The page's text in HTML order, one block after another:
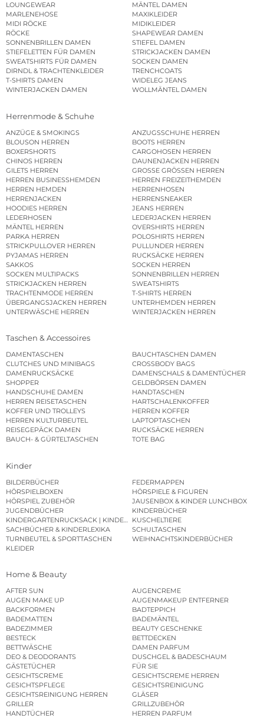
LOUNGEWEAR
MÄNTEL DAMEN
MARLENEHOSE
MAXIKLEIDER
MIDI RÖCKE
MIDIKLEIDER
RÖCKE
SHAPEWEAR DAMEN
SONNENBRILLEN DAMEN
STIEFEL DAMEN
STIEFELETTEN FÜR DAMEN
STRICKJACKEN DAMEN
SWEATSHIRTS FÜR DAMEN
SOCKEN DAMEN
DIRNDL & TRACHTENKLEIDER
TRENCHCOATS
T-SHIRTS DAMEN
WIDELEG JEANS
WINTERJACKEN DAMEN
WOLLMÄNTEL DAMEN
Herrenmode & Schuhe
ANZÜGE & SMOKINGS
ANZUGSSCHUHE HERREN
BLOUSON HERREN
BOOTS HERREN
BOXERSHORTS
CARGOHOSEN HERREN
CHINOS HERREN
DAUNENJACKEN HERREN
GILETS HERREN
GROSSE GRÖSSEN HERREN
HERREN BUSINESSHEMDEN
HERREN FREIZEITHEMDEN
HERREN HEMDEN
HERRENHOSEN
HERRENJACKEN
HERRENSNEAKER
HOODIES HERREN
JEANS HERREN
LEDERHOSEN
LEDERJACKEN HERREN
MÄNTEL HERREN
OVERSHIRTS HERREN
PARKA HERREN
POLOSHIRTS HERREN
STRICKPULLOVER HERREN
PULLUNDER HERREN
PYJAMAS HERREN
RUCKSÄCKE HERREN
SAKKOS
SOCKEN HERREN
SOCKEN MULTIPACKS
SONNENBRILLEN HERREN
STRICKJACKEN HERREN
SWEATSHIRTS
TRACHTENMODE HERREN
T-SHIRTS HERREN
ÜBERGANGSJACKEN HERREN
UNTERHEMDEN HERREN
UNTERWÄSCHE HERREN
WINTERJACKEN HERREN
Taschen & Accessoires
DAMENTASCHEN
BAUCHTASCHEN DAMEN
CLUTCHES UND MINIBAGS
CROSSBODY BAGS
DAMENRUCKSÄCKE
DAMENSCHALS & DAMENTÜCHER
SHOPPER
GELDBÖRSEN DAMEN
HANDSCHUHE DAMEN
HANDTASCHEN
HERREN REISETASCHEN
HARTSCHALENKOFFER
KOFFER UND TROLLEYS
HERREN KOFFER
HERREN KULTURBEUTEL
LAPTOPTASCHEN
REISEGEPÄCK DAMEN
RUCKSÄCKE HERREN
BAUCH- & GÜRTELTASCHEN
TOTE BAG
Kinder
BILDERBÜCHER
FEDERMAPPEN
HÖRSPIELBOXEN
HÖRSPIELE & FIGUREN
HÖRSPIEL ZUBEHÖR
JAUSENBOX & KINDER LUNCHBOX
JUGENDBÜCHER
KINDERBÜCHER
KINDERGARTENRUCKSACK | KINDERGARTENBEUTEL
KUSCHELTIERE
SACHBÜCHER & KINDERLEXIKA
SCHULTASCHEN
TURNBEUTEL & SPORTTASCHEN
WEIHNACHTSKINDERBÜCHER
KLEIDER
Home & Beauty
AFTER SUN
AUGENCREME
AUGEN MAKE UP
AUGENMAKEUP ENTFERNER
BACKFORMEN
BADTEPPICH
BADEMATTEN
BADEMÄNTEL
BADEZIMMER
BEAUTY GESCHENKE
BESTECK
BETTDECKEN
BETTWÄSCHE
DAMEN PARFUM
DEO & DEODORANTS
DUSCHGEL & BADESCHAUM
GÄSTETÜCHER
FÜR SIE
GESICHTSCREME
GESICHTSCREME HERREN
GESICHTSPFLEGE
GESICHTSREINIGUNG
GESICHTSREINIGUNG HERREN
GLÄSER
GRILLER
GRILLZUBEHÖR
HANDTÜCHER
HERREN PARFUM